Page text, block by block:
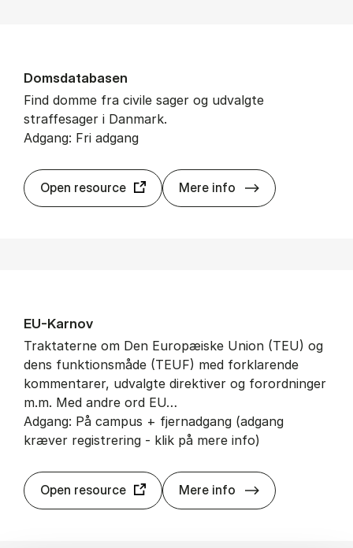
Doms­da­ta­ba­sen
Find domme fra civile sager og udvalgte
straffesager i Danmark.
Adgang: Fri adgang
Open resource Mere info
EU-Kar­nov
Traktaterne om Den Europæiske Union (TEU) og
dens funktionsmåde (TEUF) med forklarende
kommentarer, udvalgte direktiver og forordninger
m.m. Med andre ord EU…
Adgang: På campus + fjernadgang (adgang
kræver registrering - klik på mere info)
Open resource Mere info EU-Kar­nov